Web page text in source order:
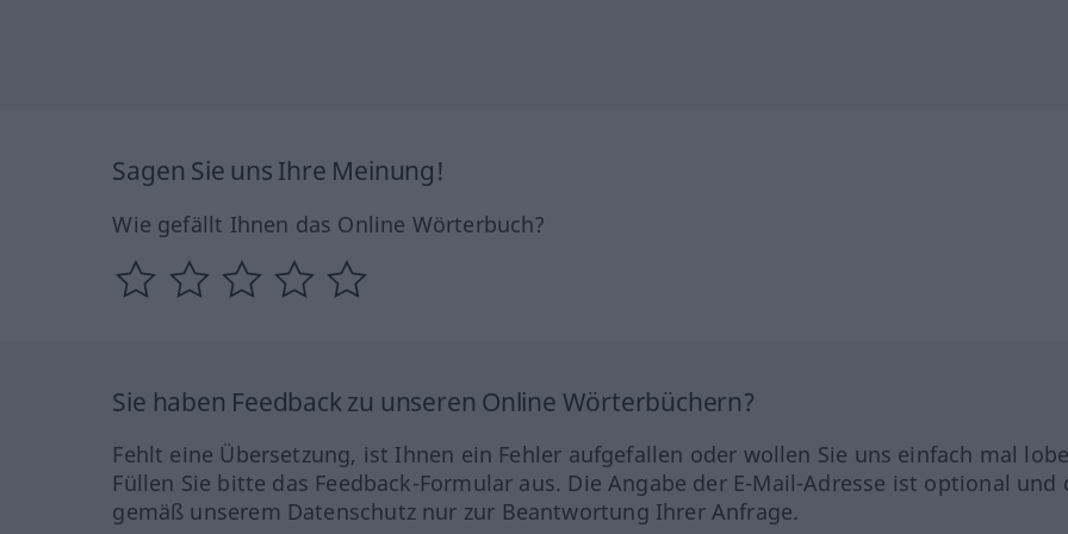
Sagen Sie uns Ihre Meinung!
Wie gefällt Ihnen das Online Wörterbuch?
Sie haben Feedback zu unseren Online Wörterbüchern?
Fehlt eine Übersetzung, ist Ihnen ein Fehler aufgefallen oder wollen Sie uns einfach mal
Füllen Sie bitte das Feedback-Formular aus. Die Angabe der E-Mail-Adresse ist optional und
gemäß unserem Datenschutz nur zur Beantwortung Ihrer Anfrage.